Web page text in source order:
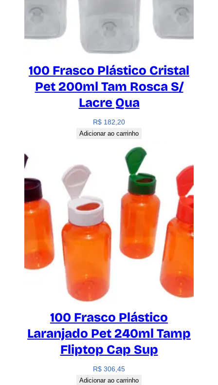
100 Frasco Plástico Cristal
Pet 200ml Tam Rosca S/
Lacre Qua
R$ 182,20
Adicionar ao carrinho
100 Frasco Plástico
Laranjado Pet 240ml Tamp
Fliptop Cap Sup
R$ 306,45
Adicionar ao carrinho